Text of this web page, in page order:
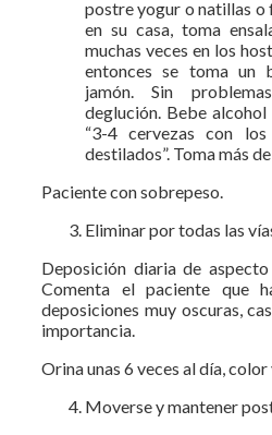
postre yogur o natillas o
en su casa, toma
muchas veces en los
entonces se toma un
jamón. Sin
deglución. Bebe
“3-4 cervezas con
destilados”. Toma más
Paciente con sobrepeso.
Eliminar por todas las
Deposición diaria de
Comenta el paciente que
deposiciones muy oscuras,
importancia.
Orina unas 6 veces al día,
Moverse y mantener